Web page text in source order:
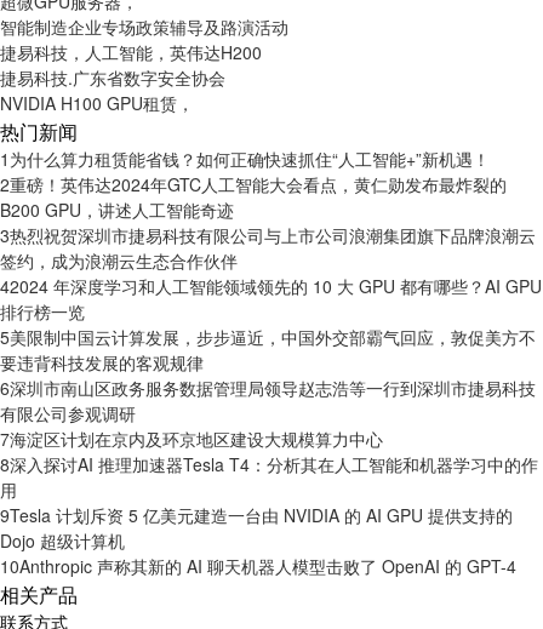
智能制造企业专场政策辅导及路演活动
捷易科技，人工智能，英伟达H200
捷易科技.广东省数字安全协会
NVIDIA H100 GPU租赁，
热门新闻
1 为什么算力租赁能省钱？如何正确快速抓住“人工智能+”新机遇！
2重磅！英伟达2024年GTC人工智能大会看点，黄仁勋发布最炸裂的
B200 GPU，讲述人工智能奇迹
3热烈祝贺深圳市捷易科技有限公司与上市公司浪潮集团旗下品牌浪潮云
签约，成为浪潮云生态合作伙伴
42024 年深度学习和人工智能领域领先的 10 大 GPU 都有哪些？AI GPU
排行榜一览
5美限制中国云计算发展，步步逼近，中国外交部霸气回应，敦促美方不
要违背科技发展的客观规律
6深圳市南山区政务服务数据管理局领导赵志浩等一行到深圳市捷易科技
有限公司参观调研
7海淀区计划在京内及环京地区建设大规模算力中心
8深入探讨AI 推理加速器Tesla T4：分析其在人工智能和机器学习中的作
用
9Tesla 计划斥资 5 亿美元建造一台由 NVIDIA 的 AI GPU 提供支持的
Dojo 超级计算机
10Anthropic 声称其新的 AI 聊天机器人模型击败了 OpenAI 的 GPT-4
相关产品
联系方式